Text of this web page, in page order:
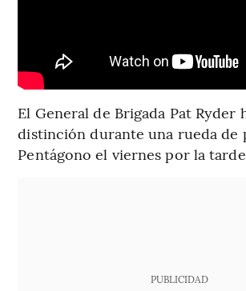
El General de Brigada Pat Ryder
distinción durante una rueda de
Pentágono el viernes por la
PUBLICIDAD